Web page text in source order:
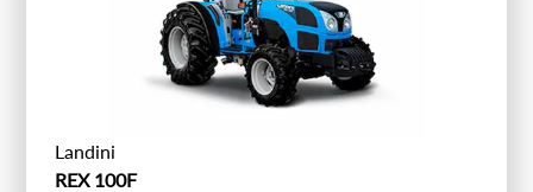
Landini
REX 100F